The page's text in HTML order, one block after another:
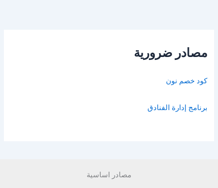
مصادر ضرورية
كود خصم نون
برنامج إدارة الفنادق
مصادر اساسية